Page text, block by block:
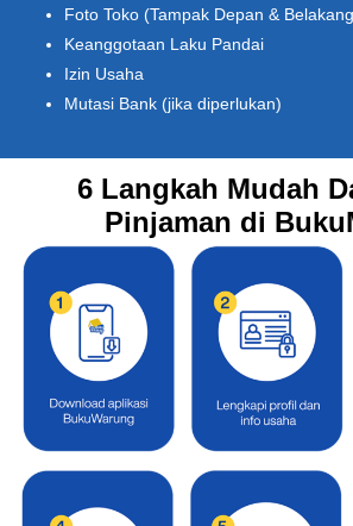
Foto Toko (Tampak Depan &
Keanggotaan Laku Pandai
Izin Usaha
Mutasi Bank (jika diperlukan)
6 Langkah Mudah
Pinjaman di